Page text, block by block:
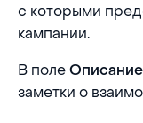
с которыми
кампании.
В поле Описание
заметки о